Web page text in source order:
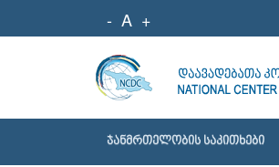
- A +
ᲯᲐᲜᲛᲠᲗᲔᲚᲝᲑᲘᲡ ᲡᲐᲙᲘᲗᲮᲔᲑᲘ